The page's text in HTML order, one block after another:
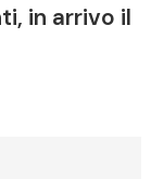
in arrivo il